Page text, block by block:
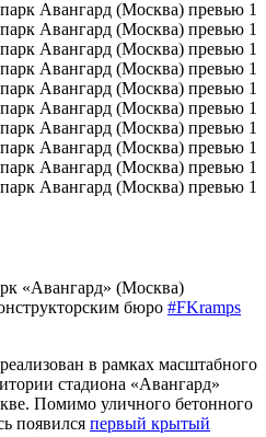
«Авангард» (Москва)
бюро #FKramps
в рамках масштабного
стадиона «Авангард»
Помимо уличного бетонного
появился первый крытый